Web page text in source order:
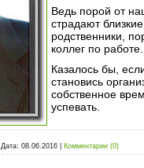
Ведь порой от
страдают
родственники,
коллег по работе.
Казалось бы,
становись
собственное
успевать.
Дата: 08.06.2016 Комментарии (0)